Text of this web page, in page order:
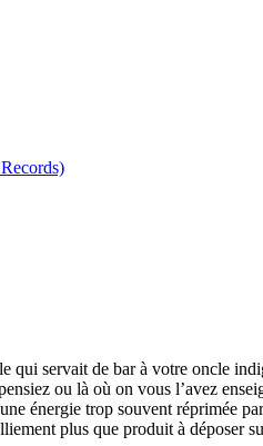
qui servait de bar à votre oncle
ou là où on vous l’avez
énergie trop souvent réprimée
plus que produit à déposer